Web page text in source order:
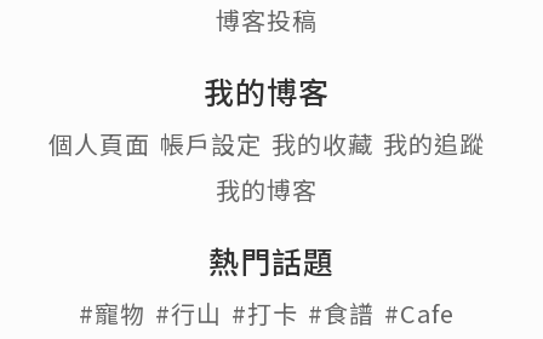
博客投稿
我的博客
個人頁面 帳戶設定 我的收藏 我的追蹤
我的博客
熱門話題
#寵物 #行山 #打卡 #食譜 #Cafe